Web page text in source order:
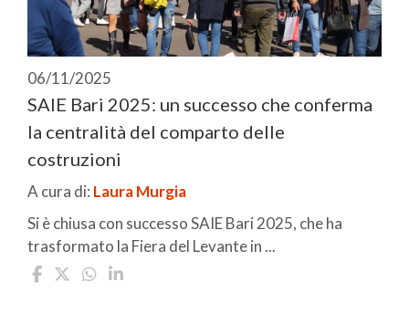
06/11/2025
SAIE Bari 2025: un successo che conferma
la centralità del comparto delle
costruzioni
A cura di: Laura Murgia
Si è chiusa con successo SAIE Bari 2025, che ha
trasformato la Fiera del Levante in ...